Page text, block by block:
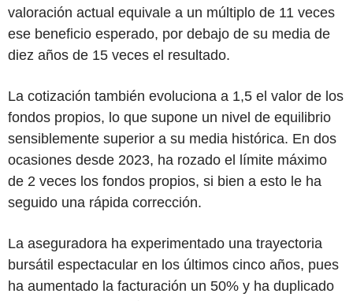
valoración actual equivale a un múltiplo de 11 veces
ese beneficio esperado, por debajo de su media de
diez años de 15 veces el resultado.
La cotización también evoluciona a 1,5 el valor de los
fondos propios, lo que supone un nivel de equilibrio
sensiblemente superior a su media histórica. En dos
ocasiones desde 2023, ha rozado el límite máximo
de 2 veces los fondos propios, si bien a esto le ha
seguido una rápida corrección.
La aseguradora ha experimentado una trayectoria
bursátil espectacular en los últimos cinco años, pues
ha aumentado la facturación un 50% y ha duplicado